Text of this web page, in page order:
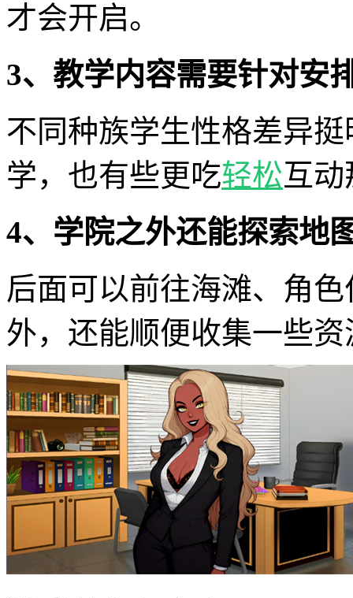
才会开启。
3、教学内容需要针对安
不同种族学生性格差异
学，也有些更吃轻松互
4、学院之外还能探索地
后面可以前往海滩、角
外，还能顺便收集一些